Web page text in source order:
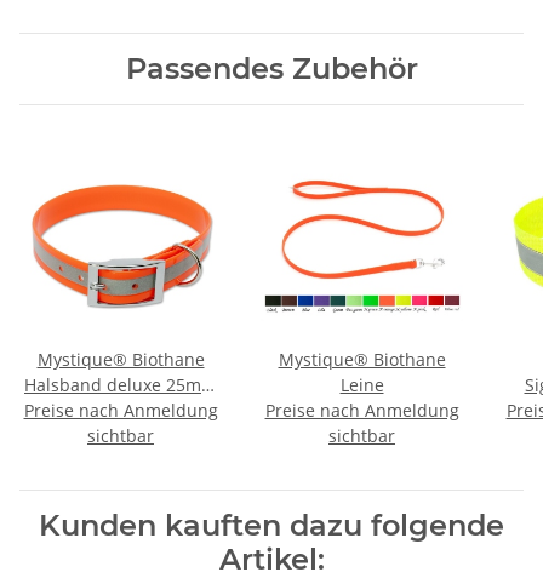
Passendes Zubehör
Mystique® Biothane
Halsband deluxe 25mm
reflex orange gold 35-
43cm
Preise nach Anmeldung
sichtbar
Mystique® Biothane
Leine
Preise nach Anmeldung
sichtbar
Kunden kauften dazu folgende
Artikel: